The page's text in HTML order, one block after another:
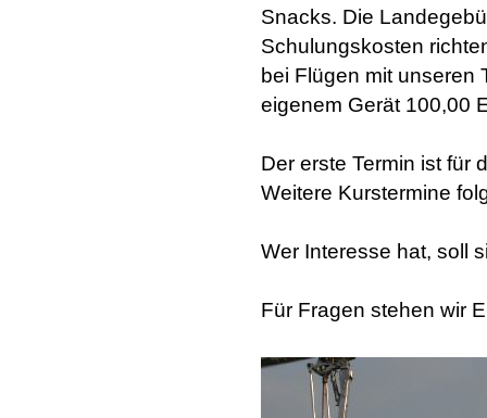
Snacks. Die
Schulungskosten
bei Flügen mit unseren
eigenem Gerät 100,00
Der erste Termin ist für
Weitere Kurstermine
Wer Interesse hat, soll
Für Fragen stehen wir